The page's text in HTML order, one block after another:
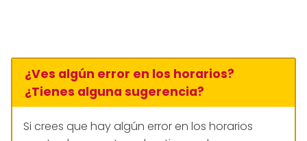
¿Ves algún error en los horarios?
¿Tienes alguna sugerencia?
Si crees que hay algún error en los horarios